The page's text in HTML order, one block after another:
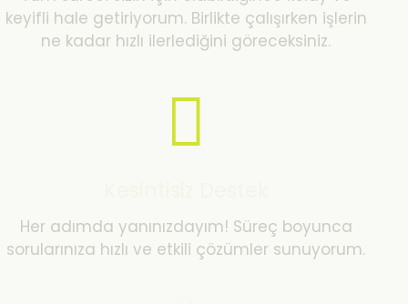
keyifli hale getiriyorum. Birlikte çalışırken işlerin
ne kadar hızlı ilerlediğini göreceksiniz.
Her adımda yanınızdayım! Süreç boyunca
sorularınıza hızlı ve etkili çözümler sunuyorum.